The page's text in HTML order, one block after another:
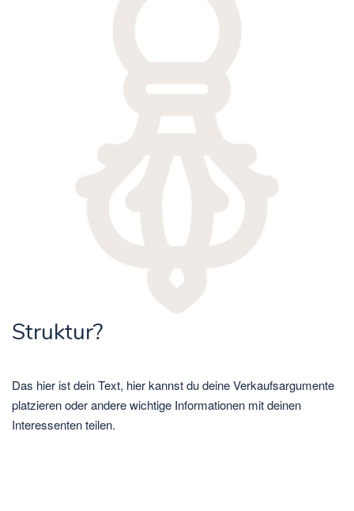
Struktur?
Das hier ist dein Text, hier kannst du deine Verkaufsargumente
platzieren oder andere wichtige Informationen mit deinen
Interessenten teilen.